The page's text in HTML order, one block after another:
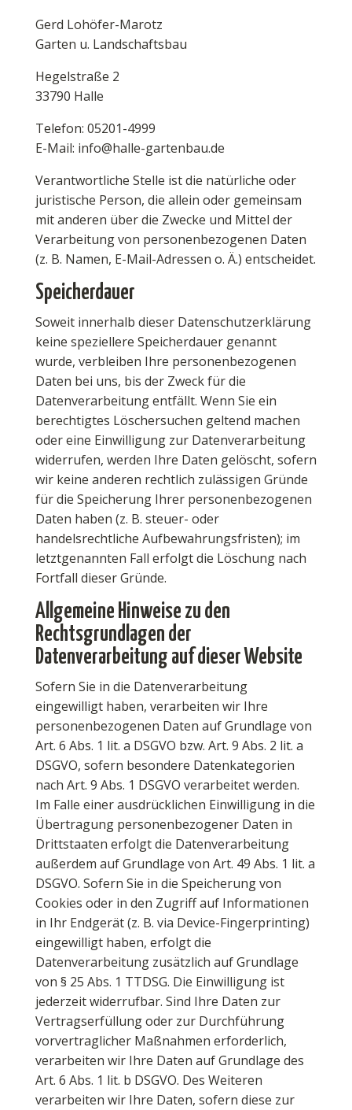
Gerd Lohöfer-Marotz
Garten u. Landschaftsbau
Hegelstraße 2
33790 Halle
Telefon: 05201-4999
E-Mail: info@halle-gartenbau.de
Verantwortliche Stelle ist die natürliche oder
juristische Person, die allein oder gemeinsam
mit anderen über die Zwecke und Mittel der
Verarbeitung von personenbezogenen Daten
(z. B. Namen, E-Mail-Adressen o. Ä.) entscheidet.
Speicherdauer
Soweit innerhalb dieser Datenschutzerklärung
keine speziellere Speicherdauer genannt
wurde, verbleiben Ihre personenbezogenen
Daten bei uns, bis der Zweck für die
Datenverarbeitung entfällt. Wenn Sie ein
berechtigtes Löschersuchen geltend machen
oder eine Einwilligung zur Datenverarbeitung
widerrufen, werden Ihre Daten gelöscht, sofern
wir keine anderen rechtlich zulässigen Gründe
für die Speicherung Ihrer personenbezogenen
Daten haben (z. B. steuer- oder
handelsrechtliche Aufbewahrungsfristen); im
letztgenannten Fall erfolgt die Löschung nach
Fortfall dieser Gründe.
Allgemeine Hinweise zu den
Rechtsgrundlagen der
Datenverarbeitung auf dieser Website
Sofern Sie in die Datenverarbeitung
eingewilligt haben, verarbeiten wir Ihre
personenbezogenen Daten auf Grundlage von
Art. 6 Abs. 1 lit. a DSGVO bzw. Art. 9 Abs. 2 lit. a
DSGVO, sofern besondere Datenkategorien
nach Art. 9 Abs. 1 DSGVO verarbeitet werden.
Im Falle einer ausdrücklichen Einwilligung in die
Übertragung personenbezogener Daten in
Drittstaaten erfolgt die Datenverarbeitung
außerdem auf Grundlage von Art. 49 Abs. 1 lit. a
DSGVO. Sofern Sie in die Speicherung von
Cookies oder in den Zugriff auf Informationen
in Ihr Endgerät (z. B. via Device-Fingerprinting)
eingewilligt haben, erfolgt die
Datenverarbeitung zusätzlich auf Grundlage
von § 25 Abs. 1 TTDSG. Die Einwilligung ist
jederzeit widerrufbar. Sind Ihre Daten zur
Vertragserfüllung oder zur Durchführung
vorvertraglicher Maßnahmen erforderlich,
verarbeiten wir Ihre Daten auf Grundlage des
Art. 6 Abs. 1 lit. b DSGVO. Des Weiteren
verarbeiten wir Ihre Daten, sofern diese zur